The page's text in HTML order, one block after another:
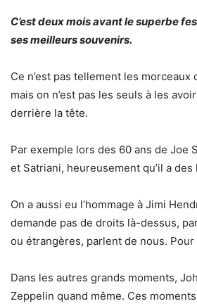
C’est deux mois avant le superbe
ses meilleurs souvenirs.
Ce n’est pas tellement les
mais on n’est pas les seuls à les
derrière la tête.
Par exemple lors des 60 ans de Joe
et Satriani, heureusement qu’il a
On a aussi eu l’hommage à Jimi
demande pas de droits là-dessus,
ou étrangères, parlent de nous. Pour
Dans les autres grands moments,
Zeppelin quand même. Ces